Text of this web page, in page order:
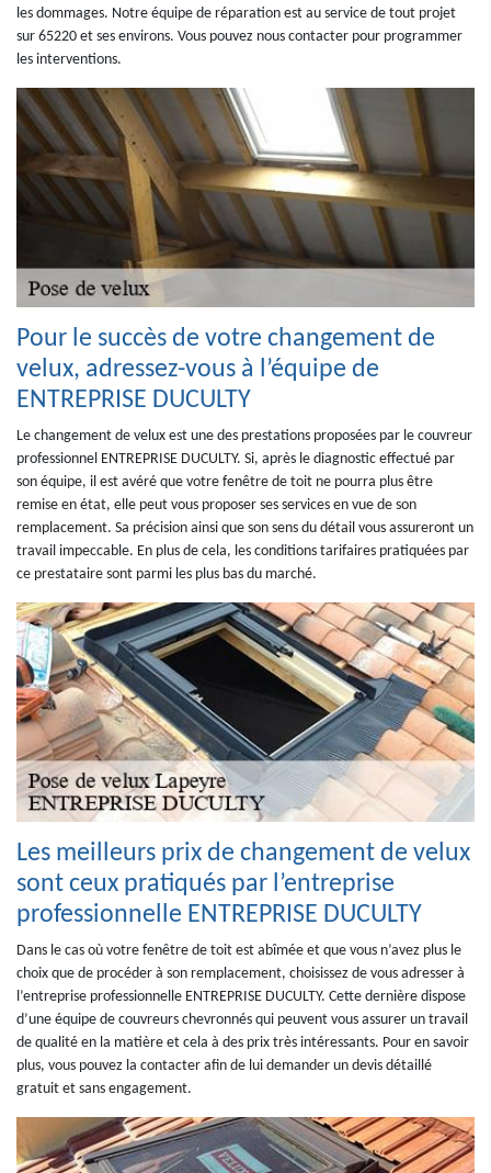
les dommages. Notre équipe de réparation est au service de tout projet
sur 65220 et ses environs. Vous pouvez nous contacter pour programmer
les interventions.
Pour le succès de votre changement de
velux, adressez-vous à l’équipe de
ENTREPRISE DUCULTY
Le changement de velux est une des prestations proposées par le couvreur
professionnel ENTREPRISE DUCULTY. Si, après le diagnostic effectué par
son équipe, il est avéré que votre fenêtre de toit ne pourra plus être
remise en état, elle peut vous proposer ses services en vue de son
remplacement. Sa précision ainsi que son sens du détail vous assureront un
travail impeccable. En plus de cela, les conditions tarifaires pratiquées par
ce prestataire sont parmi les plus bas du marché.
Les meilleurs prix de changement de velux
sont ceux pratiqués par l’entreprise
professionnelle ENTREPRISE DUCULTY
Dans le cas où votre fenêtre de toit est abîmée et que vous n’avez plus le
choix que de procéder à son remplacement, choisissez de vous adresser à
l’entreprise professionnelle ENTREPRISE DUCULTY. Cette dernière dispose
d’une équipe de couvreurs chevronnés qui peuvent vous assurer un travail
de qualité en la matière et cela à des prix très intéressants. Pour en savoir
plus, vous pouvez la contacter afin de lui demander un devis détaillé
gratuit et sans engagement.